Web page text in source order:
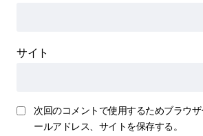
サイト
次回のコメントで使用するためブラウ
ールアドレス、サイトを保存する。